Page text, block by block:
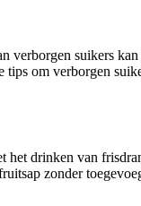
suikers
om verborgen
drinken van
zonder